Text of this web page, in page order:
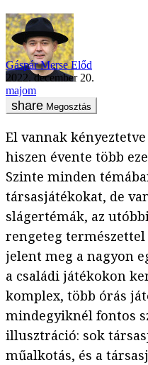
Gáspár Merse Előd
2022. december 20.
majom
Megosztás
El vannak
hiszen évente több
Szinte minden
társasjátékokat, de
slágertémák, az
rengeteg
jelent meg a nagyon
a családi játékokon
komplex, több órás
mindegyiknél fontos
illusztráció: sok
műalkotás, és a